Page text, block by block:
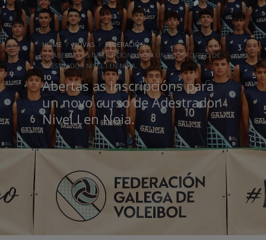
HOME NOVAS
FEDERACIÓN
ABERTAS AS INSCRIPCIÓNS PARA UN NOVO CURSO DE
ADESTRADOR NIVEL I EN NOIA.
Abertas as inscripcións para
un novo curso de Adestrador
Nivel I en Noia.